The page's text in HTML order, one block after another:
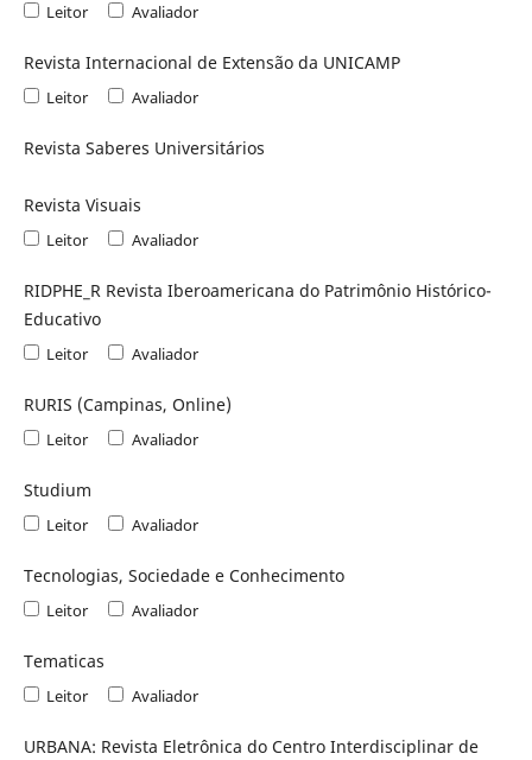
Leitor Avaliador
Revista Internacional de Extensão da UNICAMP
Leitor Avaliador
Revista Saberes Universitários
Revista Visuais
Leitor Avaliador
RIDPHE_R Revista Iberoamericana do Patrimônio Histórico-
Educativo
Leitor Avaliador
RURIS (Campinas, Online)
Leitor Avaliador
Studium
Leitor Avaliador
Tecnologias, Sociedade e Conhecimento
Leitor Avaliador
Tematicas
Leitor Avaliador
URBANA: Revista Eletrônica do Centro Interdisciplinar de